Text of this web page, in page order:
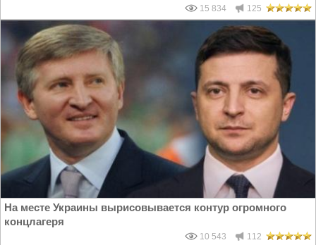
15 834 125
На месте Украины вырисовывается контур огромного
концлагеря
10 543 112